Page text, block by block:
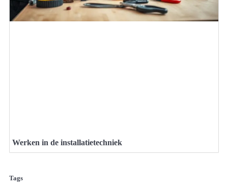
Werken in de installatietechniek
Tags